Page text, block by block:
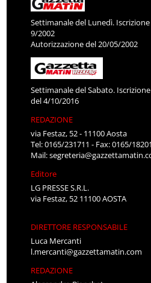
Settimanale del Lunedì.
9/2002
Autorizzazione del 20/05/2002
Settimanale del Sabato.
del 4/10/2016
REDAZIONE
via Festaz, 52 - 11100 Aosta
Tel: 0165/231711 - Fax: 0165/
Mail:
Editore
LG PRESSE S.R.L.
via Festaz, 52 11100 AOSTA
DIRETTORE RESPONSABILE
Luca Mercanti
l.mercanti@gazzettamatin.com
REDAZIONE